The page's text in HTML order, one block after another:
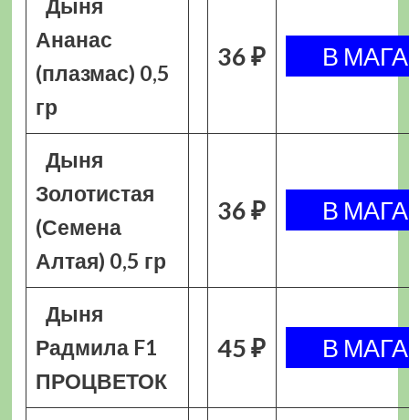
Дыня
Ананас
(плазмас) 0,5
гр
36 ₽
Дыня
Золотистая
(Семена
Алтая) 0,5 гр
36 ₽
Дыня
Радмила F1
ПРОЦВЕТОК
45 ₽